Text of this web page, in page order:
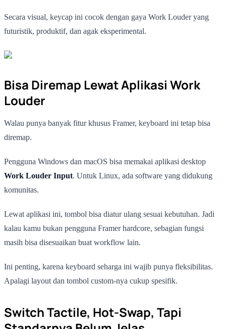
Secara visual, keycap ini cocok dengan gaya Work Louder yang
futuristik, produktif, dan agak eksperimental.
Bisa Diremap Lewat Aplikasi Work
Louder
Walau punya banyak fitur khusus Framer, keyboard ini tetap bisa
diremap.
Pengguna Windows dan macOS bisa memakai aplikasi desktop
Work Louder Input. Untuk Linux, ada software yang didukung
komunitas.
Lewat aplikasi ini, tombol bisa diatur ulang sesuai kebutuhan. Jadi
kalau kamu bukan pengguna Framer hardcore, sebagian fungsi
masih bisa disesuaikan buat workflow lain.
Ini penting, karena keyboard seharga ini wajib punya fleksibilitas.
Apalagi layout dan tombol custom-nya cukup spesifik.
Switch Tactile, Hot-Swap, Tapi